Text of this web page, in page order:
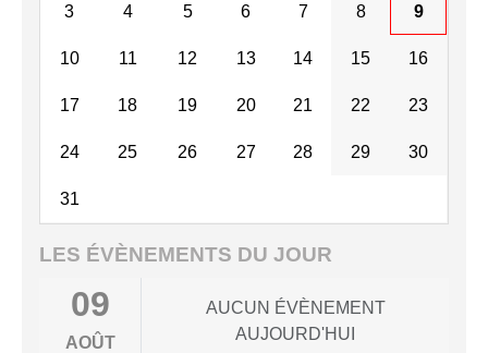
3 4 5 6 7 8 9
10 11 12 13 14 15 16
17 18 19 20 21 22 23
24 25 26 27 28 29 30
31
LES ÉVÈNEMENTS DU JOUR
09
AOÛT
AUCUN ÉVÈNEMENT
AUJOURD'HUI